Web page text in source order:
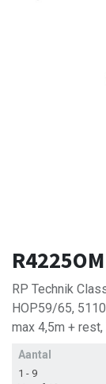
RP Technik
HOP59/65,
max 4,5m + rest,
Aantal
1 - 9